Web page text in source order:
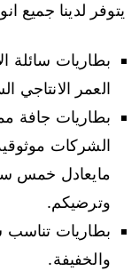
يتوفر لدينا جميع
بطاريات سائلة
العمر الانتاجي
بطاريات جافة
الشركات
مايعادل خمس
وترضيكم.
بطاريات تناسب
والخفيفة.